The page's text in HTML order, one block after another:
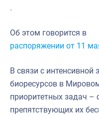
.
Об этом говорится в
распоряжении от 11
В связи с интенсивной
биоресурсов в
приоритетных задач –
препятствующих их